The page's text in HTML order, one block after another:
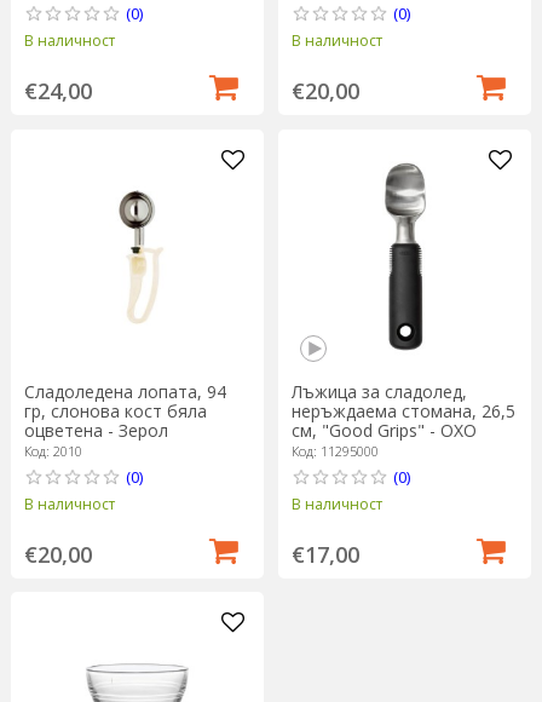
(0)
В наличност
€24,00
(0)
В наличност
€20,00
Сладоледена лопата, 94
гр, слонова кост бяла
оцветена - Зерол
Код: 2010
(0)
В наличност
€20,00
Лъжица за сладолед,
неръждаема стомана, 26,5
см, "Good Grips" - OXO
Код: 11295000
(0)
В наличност
€17,00